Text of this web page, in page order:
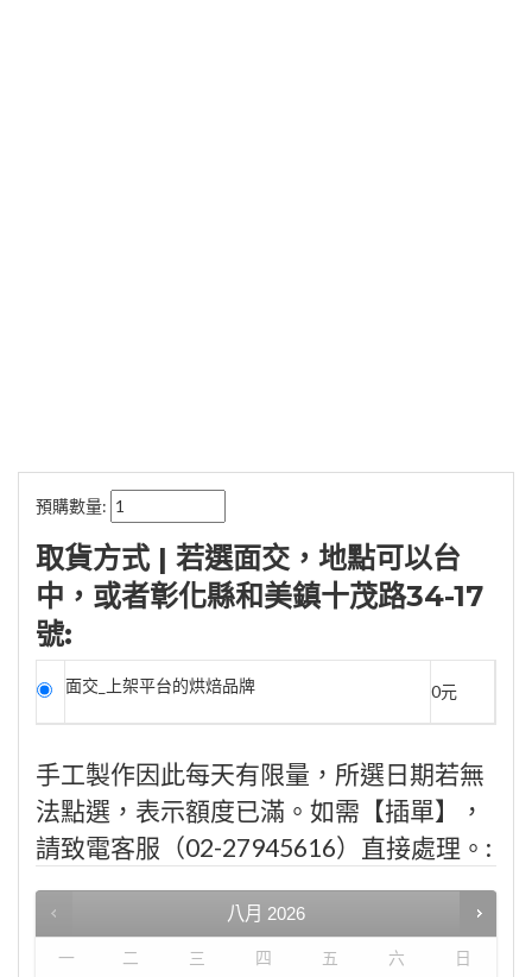
預購數量:
取貨方式 | 若選面交，地點可以台
中，或者彰化縣和美鎮十茂路34-17
號:
面交_上架平台的烘焙品牌 0元
手工製作因此每天有限量，所選日期若無
法點選，表示額度已滿。如需【插單】，
請致電客服（02-27945616）直接處理。:
八月 2026
一 二 三 四 五 六 日